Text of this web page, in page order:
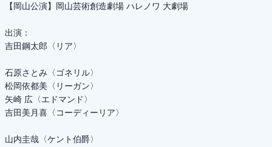
【岡山公演】岡山芸術創造劇場 ハレノワ 大劇場
出演：
吉田鋼太郎〈リア〉
石原さとみ〈ゴネリル〉
松岡依都美〈リーガン〉
矢崎 広〈エドマンド〉
吉田美月喜〈コーディーリア〉
山内圭哉〈ケント伯爵〉